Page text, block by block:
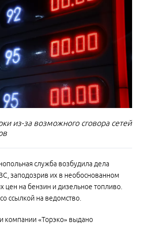
из-за возможного сговора сетей
служба возбудила дела
заподозрив их в необоснованном
цен на бензин и дизельное топливо.
со ссылкой на ведомство.
компании «Торэко» выдано